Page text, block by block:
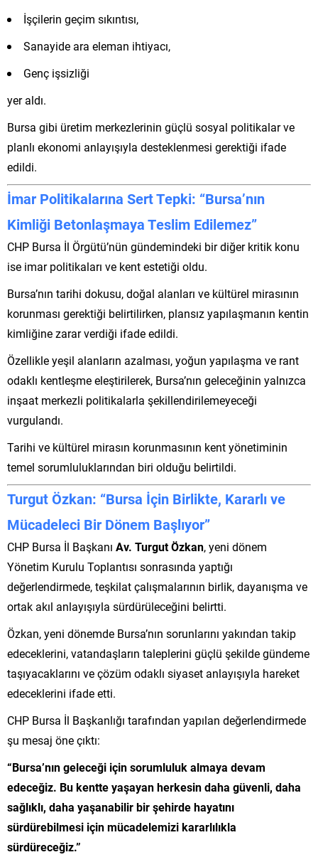
İşçilerin geçim sıkıntısı,
Sanayide ara eleman ihtiyacı,
Genç işsizliği
yer aldı.
Bursa gibi üretim merkezlerinin güçlü sosyal politikalar ve
planlı ekonomi anlayışıyla desteklenmesi gerektiği ifade
edildi.
İmar Politikalarına Sert Tepki: “Bursa’nın
Kimliği Betonlaşmaya Teslim Edilemez”
CHP Bursa İl Örgütü’nün gündemindeki bir diğer kritik konu
ise imar politikaları ve kent estetiği oldu.
Bursa’nın tarihi dokusu, doğal alanları ve kültürel mirasının
korunması gerektiği belirtilirken, plansız yapılaşmanın kentin
kimliğine zarar verdiği ifade edildi.
Özellikle yeşil alanların azalması, yoğun yapılaşma ve rant
odaklı kentleşme eleştirilerek, Bursa’nın geleceğinin yalnızca
inşaat merkezli politikalarla şekillendirilemeyeceği
vurgulandı.
Tarihi ve kültürel mirasın korunmasının kent yönetiminin
temel sorumluluklarından biri olduğu belirtildi.
Turgut Özkan: “Bursa İçin Birlikte, Kararlı ve
Mücadeleci Bir Dönem Başlıyor”
CHP Bursa İl Başkanı Av. Turgut Özkan, yeni dönem
Yönetim Kurulu Toplantısı sonrasında yaptığı
değerlendirmede, teşkilat çalışmalarının birlik, dayanışma ve
ortak akıl anlayışıyla sürdürüleceğini belirtti.
Özkan, yeni dönemde Bursa’nın sorunlarını yakından takip
edeceklerini, vatandaşların taleplerini güçlü şekilde gündeme
taşıyacaklarını ve çözüm odaklı siyaset anlayışıyla hareket
edeceklerini ifade etti.
CHP Bursa İl Başkanlığı tarafından yapılan değerlendirmede
şu mesaj öne çıktı:
“Bursa’nın geleceği için sorumluluk almaya devam
edeceğiz. Bu kentte yaşayan herkesin daha güvenli, daha
sağlıklı, daha yaşanabilir bir şehirde hayatını
sürdürebilmesi için mücadelemizi kararlılıkla
sürdüreceğiz.”